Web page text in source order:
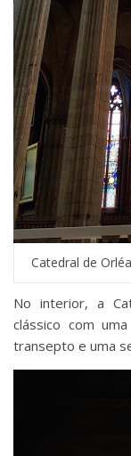
Catedral de
No interior, a
clássico com
transepto e uma